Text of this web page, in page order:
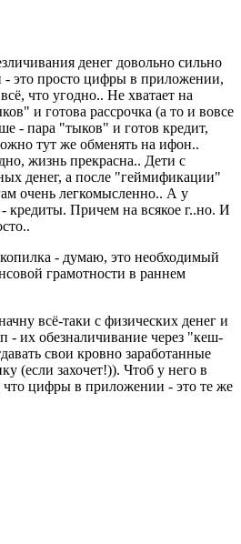
денег довольно сильно
- это просто цифры в приложении,
что угодно.. Не хватает на
и готова рассрочка (а то и вовсе
- пара "тыков" и готов кредит,
тут же обменять на ифон..
жизнь прекрасна.. Дети с
денег, а после "геймификации"
очень легкомысленно.. А у
кредиты. Причем на всякое г..но. И
- думаю, это необходимый
грамотности в раннем
всё-таки с физических денег и
их обезналичивание через "кеш-
свои кровно заработанные
(если захочет!)). Чтоб у него в
что цифры в приложении - это те же